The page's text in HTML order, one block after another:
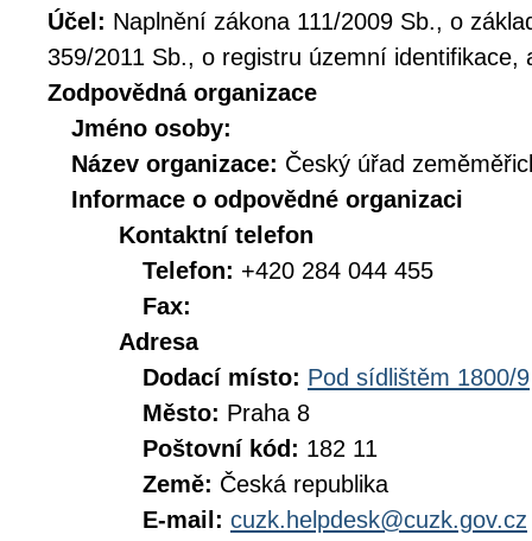
Účel: Naplnění zákona 111/2009 Sb., o
359/2011 Sb., o registru územní identifikace,
Zodpovědná organizace
Jméno osoby:
Název organizace: Český úřad
Informace o odpovědné organizaci
Kontaktní telefon
Telefon: +420 284 044 455
Fax:
Adresa
Dodací místo: Pod sídlištěm 1800/9
Město: Praha 8
Poštovní kód: 182 11
Země: Česká republika
E-mail: cuzk.helpdesk@cuzk.gov.cz